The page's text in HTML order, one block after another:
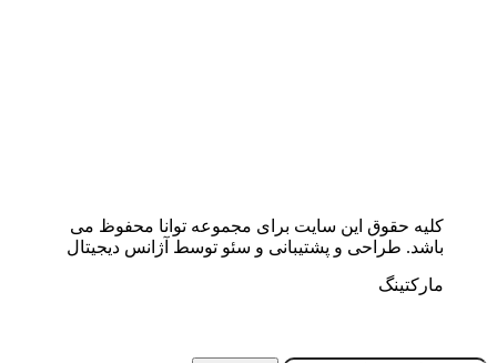
کلیه حقوق این سایت برای مجموعه توانا محفوظ می
باشد. طراحی و پشتیبانی و سئو توسط آژانس دیجیتال
مارکتینگ